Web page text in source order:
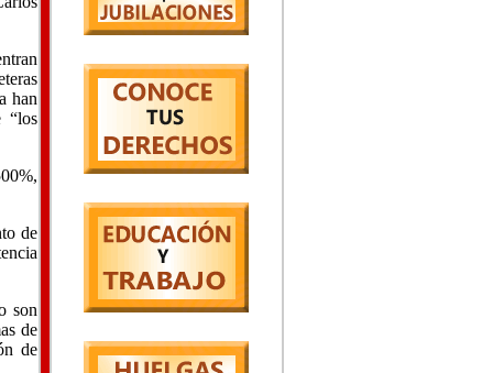
han
“los
de
son
de
de